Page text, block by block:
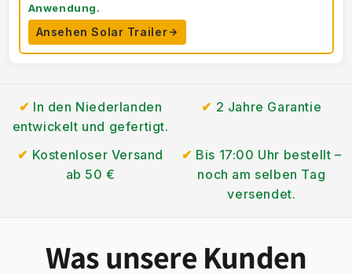
Anwendung.
Ansehen Solar Trailer
In den Niederlanden
entwickelt und gefertigt.
2 Jahre Garantie
Kostenloser Versand
ab 50 €
Bis 17:00 Uhr bestellt –
noch am selben Tag
versendet.
Was unsere Kunden